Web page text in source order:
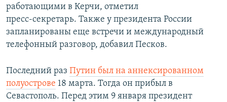
работающими в Керчи, отметил
пресс-секретарь. Также у президента России
запланированы еще встречи и международный
телефонный разговор, добавил Песков.
Последний раз Путин был на аннексированном
полуострове 18 марта. Тогда он прибыл в
Севастополь. Перед этим 9 января президент